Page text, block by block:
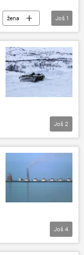
žena
Još 1
Još 2
Još 4